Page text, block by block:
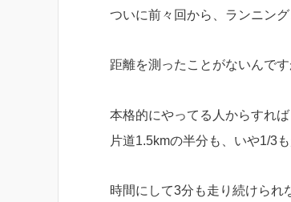
ついに前々回から、ランニン
距離を測ったことがないんで
本格的にやってる人からすれ
片道1.5kmの半分も、いや1/3
時間にして3分も走り続けられ